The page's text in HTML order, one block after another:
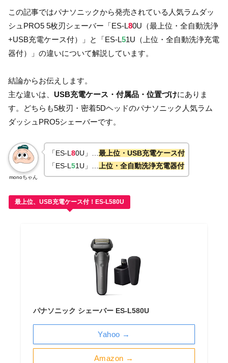
この記事ではパナソニックから発売されている人気ラムダッ
シュPRO5 5枚刃シェーバー「ES-L80U（最上位・全自動洗浄
+USB充電ケース付）」と「ES-L51U（上位・全自動洗浄充電
器付）」の違いについて解説しています。
結論からお伝えします。
主な違いは、 USB充電ケース・付属品・位置づけにありま
す。どちらも5枚刃・密着5Dヘッドのパナソニック人気ラム
ダッシュPRO5シェーバーです。
monoちゃん
「ES-L 80U」… 最上位・USB充電ケース付
「ES-L 51U」… 上位・全自動洗浄充電器付
最上位、USB充電ケース付！ES-L580U
パナソニック シェーバー ES-L580U
Amazon →
Yahoo →